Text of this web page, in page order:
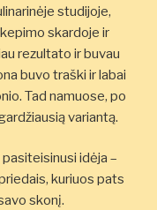
studijoje,
skardoje ir
rezultato ir buvau
buvo traški ir labai
Tad namuose, po
variantą.
idėja –
kuriuos pats
skonį.